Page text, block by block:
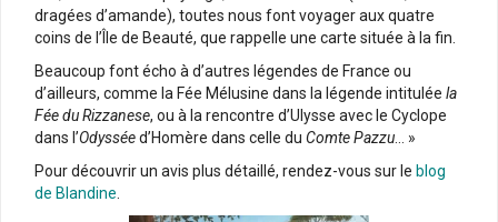
dragées d’amande), toutes nous font voyager aux quatre
coins de l’Île de Beauté, que rappelle une carte située à la fin.
Beaucoup font écho à d’autres légendes de France ou
d’ailleurs, comme la Fée Mélusine dans la légende intitulée la
Fée du Rizzanese, ou à la rencontre d’Ulysse avec le Cyclope
dans l’Odysséed’Homère dans celle du Comte Pazzu … »
Pour découvrir un avis plus détaillé, rendez-vous sur le blog
de Blandine